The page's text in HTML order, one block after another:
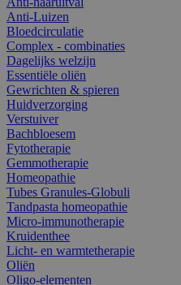
Anti-Luizen
Bloedcirculatie
Complex - combinaties
Dagelijks welzijn
Essentiële oliën
Gewrichten & spieren
Huidverzorging
Verstuiver
Bachbloesem
Fytotherapie
Gemmotherapie
Homeopathie
Tubes Granules-Globuli
Tandpasta homeopathie
Micro-immunotherapie
Kruidenthee
Licht- en warmtetherapie
Oliën
Oligo-elementen